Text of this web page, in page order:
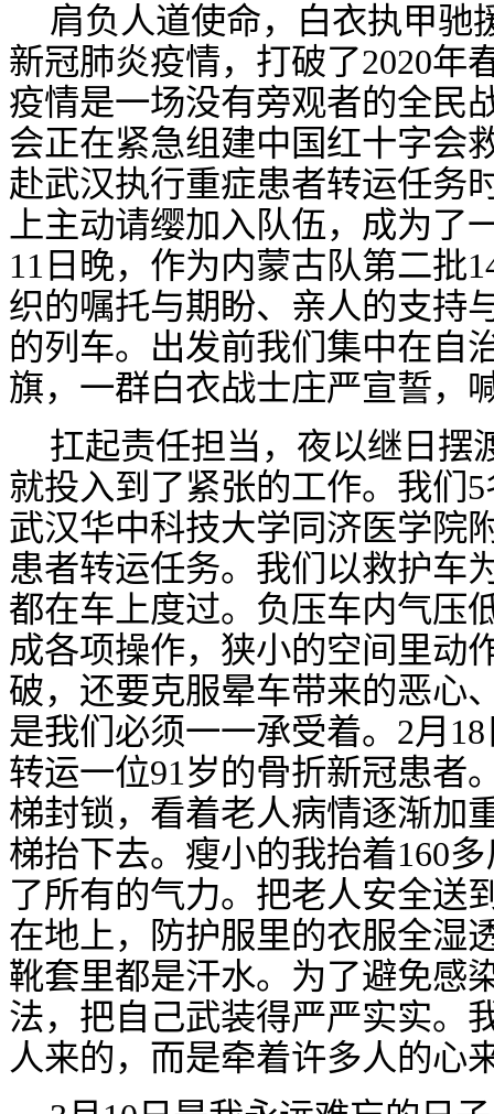
肩负人道使命，白衣执甲驰
新冠肺炎疫情，打破了2020年
疫情是一场没有旁观者的全民
会正在紧急组建中国红十字会
赴武汉执行重症患者转运任务
上主动请缨加入队伍，成为了
11日晚，作为内蒙古队第二批
织的嘱托与期盼、亲人的支持
的列车。出发前我们集中在自
旗，一群白衣战士庄严宣誓，
扛起责任担当，夜以继日摆
就投入到了紧张的工作。我们
武汉华中科技大学同济医学院
患者转运任务。我们以救护车
都在车上度过。负压车内气压
成各项操作，狭小的空间里动
破，还要克服晕车带来的恶心
是我们必须一一承受着。2月
转运一位91岁的骨折新冠患者
梯封锁，看着老人病情逐渐加
梯抬下去。瘦小的我抬着160
了所有的气力。把老人安全送
在地上，防护服里的衣服全湿
靴套里都是汗水。为了避免感
法，把自己武装得严严实实。
人来的，而是牵着许多人的心